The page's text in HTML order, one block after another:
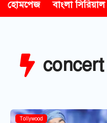
হোমপেজ বাংলা সিরিয়াল
concert
Bollywood
Tollywood